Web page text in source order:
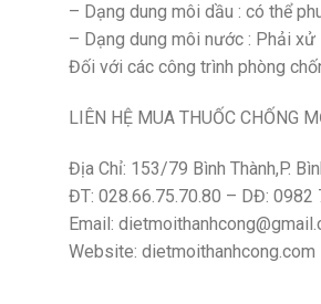
– Dạng dung môi dầu : có thể
– Dạng dung môi nước : Phải
Đối với các công trình phòng
LIÊN HỆ MUA THUỐC CHỐNG
Địa Chỉ: 153/79 Bình Thành,P.
ĐT: 028.66.75.70.80 – DĐ: 0982
Email:
Website: dietmoithanhcong.com